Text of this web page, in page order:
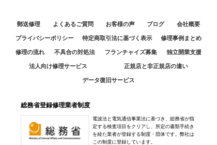
郵送修理 よくあるご質問 お客様の声 ブログ 会社概要
プライバシーポリシー 特定商取引法に基づく表示 修理事例まとめ
修理の流れ 不具合の対処法 フランチャイズ募集 独立開業支援
法人向け修理サービス 正規店と非正規店の違い
データ復旧サービス
総務省登録修理業者制度
電波法と電気通信事業法に基づき、総務省が指
定する検査項目をクリアし、所定の書類手続き
を経た業者が登録する制度・団体です。弊社は
この制度に登録しています。